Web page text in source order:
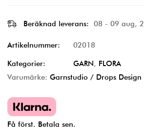
Beräknad leverans: 08 - 09 aug,
Artikelnummer: 02018
Kategorier: GARN, FLORA
Varumärke: Garnstudio / Drops Design
Få först. Betala sen.